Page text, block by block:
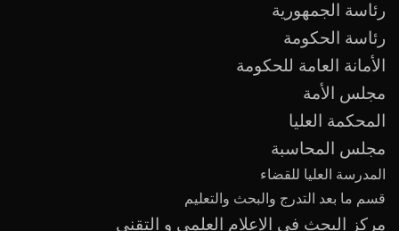
رئاسة الجمهورية
رئاسة الحكومة
الأمانة العامة للحكومة
مجلس الأمة
المحكمة العليا
مجلس المحاسبة
المدرسة العليا للقضاء
قسم ما بعد التدرج و البحث والتعليم
مركز البحث في الإعلام العلمي و التقني